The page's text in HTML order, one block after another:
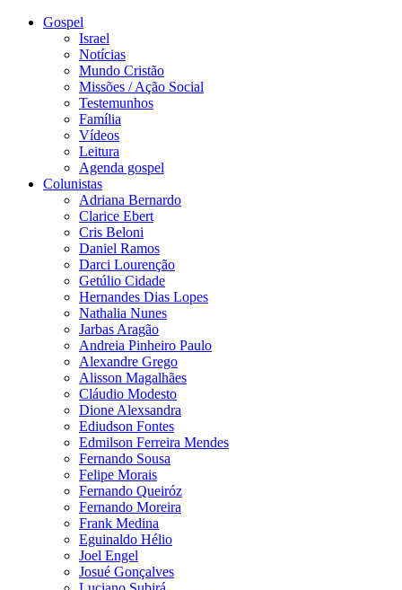
Gospel
Israel
Notícias
Mundo Cristão
Missões / Ação Social
Testemunhos
Família
Vídeos
Leitura
Agenda gospel
Colunistas
Adriana Bernardo
Clarice Ebert
Cris Beloni
Daniel Ramos
Darci Lourenção
Getúlio Cidade
Hernandes Dias Lopes
Nathalia Nunes
Jarbas Aragão
Andreia Pinheiro Paulo
Alexandre Grego
Alisson Magalhães
Cláudio Modesto
Dione Alexsandra
Ediudson Fontes
Edmilson Ferreira Mendes
Fernando Sousa
Felipe Morais
Fernando Queiróz
Fernando Moreira
Frank Medina
Eguinaldo Hélio
Joel Engel
Josué Gonçalves